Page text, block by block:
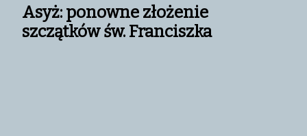
Asyż: ponowne złożenie
szczątków św. Franciszka